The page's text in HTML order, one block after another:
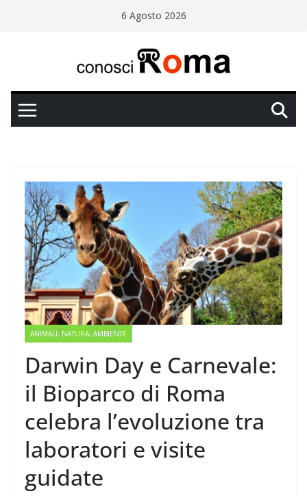
6 Agosto 2026
ANIMALI, NATURA, AMBIENTE
Darwin Day e Carnevale:
il Bioparco di Roma
celebra l’evoluzione tra
laboratori e visite
guidate